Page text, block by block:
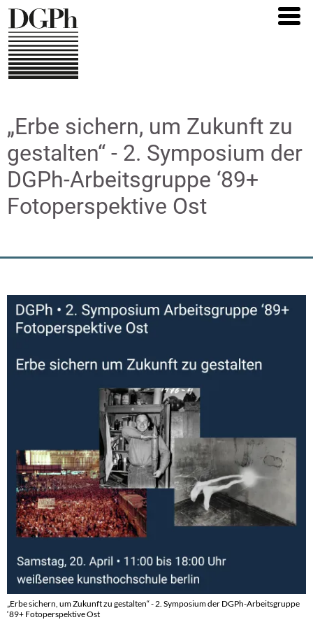
Direkt
zum
Inhalt
„Erbe sichern, um Zukunft zu
gestalten“ - 2. Symposium der
DGPh-Arbeitsgruppe ‘89+
Fotoperspektive Ost
„Erbe sichern, um Zukunft zu gestalten“ - 2. Symposium der DGPh-Arbeitsgruppe
‘89+ Fotoperspektive Ost